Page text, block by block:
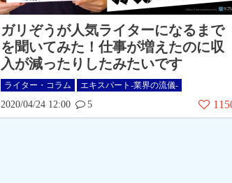
ガリぞうが人気ライターになるまで
を聞いてみた！仕事が増えたのに収
入が減ったりしたみたいです
ライター・コラム エキスパート-業界の流儀-
2020/04/24 12:00 5